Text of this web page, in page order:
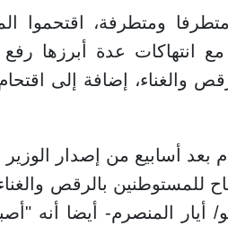
إلى أنّ 2958 متطرفا ومتطرفة،
انتهاكات عدة أبرزها
والغناء، إضافة إلى
بعد أسابيع من إصدار
للمستوطنين بالرقص
أيار المنصرم- أيضا أنه